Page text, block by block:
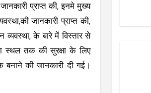
प्राप्त की, इनमे मुख्य
जानकारी प्राप्त की,
के बारे में विस्तार से
स्थल तक की सुरक्षा के लिए
बनाने की जानकारी दी गई।